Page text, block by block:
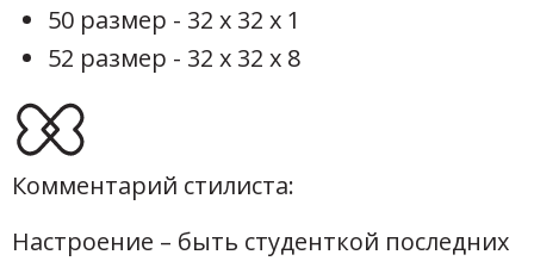
50 размер - 32 х 32 х 1
52 размер - 32 х 32 х 8
Комментарий стилиста:
Настроение – быть студенткой последних